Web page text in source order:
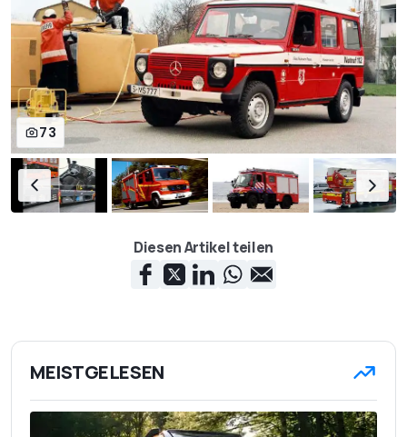
73
Diesen Artikel teilen
MEISTGELESEN